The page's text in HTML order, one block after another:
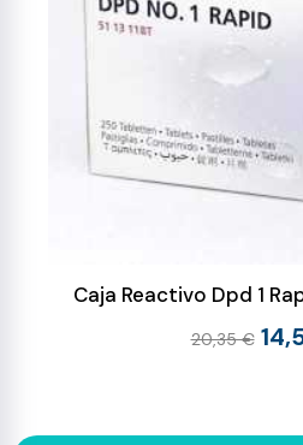
Caja Reactivo Dpd 1
20,35 €